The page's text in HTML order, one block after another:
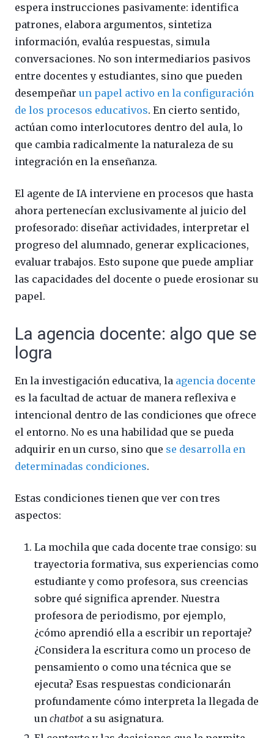
espera instrucciones pasivamente: identifica
patrones, elabora argumentos, sintetiza
información, evalúa respuestas, simula
conversaciones. No son intermediarios pasivos
entre docentes y estudiantes, sino que pueden
desempeñar un papel activo en la configuración
de los procesos educativos. En cierto sentido,
actúan como interlocutores dentro del aula, lo
que cambia radicalmente la naturaleza de su
integración en la enseñanza.
El agente de IA interviene en procesos que hasta
ahora pertenecían exclusivamente al juicio del
profesorado: diseñar actividades, interpretar el
progreso del alumnado, generar explicaciones,
evaluar trabajos. Esto supone que puede ampliar
las capacidades del docente o puede erosionar su
papel.
La agencia docente: algo que se
logra
En la investigación educativa, la agencia docente
es la facultad de actuar de manera reflexiva e
intencional dentro de las condiciones que ofrece
el entorno. No es una habilidad que se pueda
adquirir en un curso, sino que se desarrolla en
determinadas condiciones.
Estas condiciones tienen que ver con tres
aspectos:
La mochila que cada docente trae consigo: su
trayectoria formativa, sus experiencias como
estudiante y como profesora, sus creencias
sobre qué significa aprender. Nuestra
profesora de periodismo, por ejemplo,
¿cómo aprendió ella a escribir un reportaje?
¿Considera la escritura como un proceso de
pensamiento o como una técnica que se
ejecuta? Esas respuestas condicionarán
profundamente cómo interpreta la llegada de
un chatbot a su asignatura.